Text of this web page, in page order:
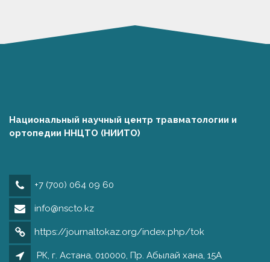
Национальный научный центр травматологии и
ортопедии ННЦТО (НИИТО)
+7 (700) 064 09 60
info@nscto.kz
https://journaltokaz.org/index.php/tok
РК, г. Астана, 010000, Пр. Абылай хана, 15А